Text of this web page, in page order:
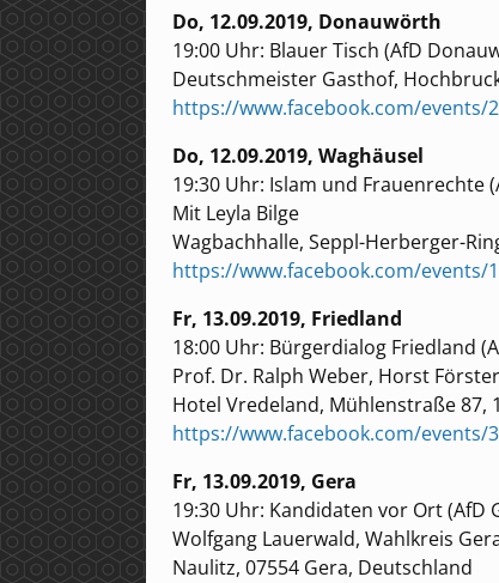
Do, 12.09.2019, Donauwörth
19:00 Uhr: Blauer Tisch (AfD
Deutschmeister Gasthof,
https://www.facebook.com/events/
Do, 12.09.2019, Waghäusel
19:30 Uhr: Islam und Frauenrechte
Mit Leyla Bilge
Wagbachhalle, Seppl-Herberger-
https://www.facebook.com/events/
Fr, 13.09.2019, Friedland
18:00 Uhr: Bürgerdialog Friedland
Prof. Dr. Ralph Weber, Horst Förster
Hotel Vredeland, Mühlenstraße 87,
https://www.facebook.com/events/
Fr, 13.09.2019, Gera
19:30 Uhr: Kandidaten vor Ort (AfD
Wolfgang Lauerwald, Wahlkreis
Naulitz, 07554 Gera, Deutschland